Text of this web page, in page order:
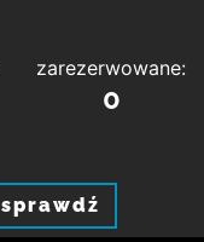
zarezerwowane:
0
sprawdź